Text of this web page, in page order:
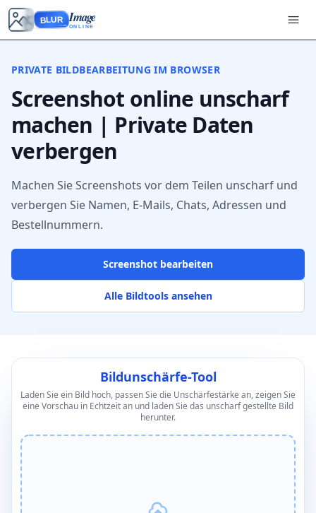
BLUR Image
ONLINE
PRIVATE BILDBEARBEITUNG IM BROWSER
Screenshot online unscharf
machen | Private Daten
verbergen
Machen Sie Screenshots vor dem Teilen unscharf und
verbergen Sie Namen, E-Mails, Chats, Adressen und
Bestellnummern.
Screenshot bearbeiten
Alle Bildtools ansehen
Bildunschärfe-Tool
Laden Sie ein Bild hoch, passen Sie die Unschärfestärke an, zeigen Sie
eine Vorschau in Echtzeit an und laden Sie das unscharf gestellte Bild
herunter.